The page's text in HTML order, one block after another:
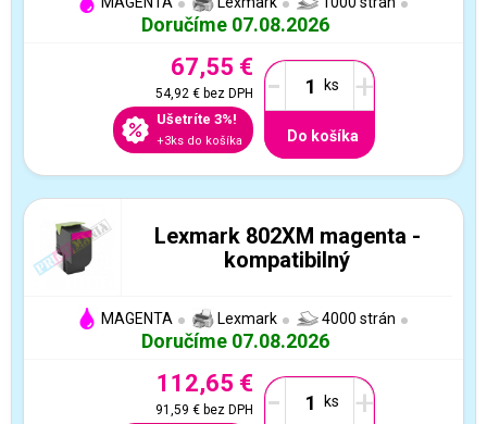
Doručíme 07.08.2026
67,55 €
54,92 €bez DPH
Ušetríte 3%!
+3ks do košíka
- +
Do košíka
Lexmark 802XM magenta -
kompatibilný
MAGENTA Lexmark 4000 strán
Doručíme 07.08.2026
112,65 €
91,59 €bez DPH - +